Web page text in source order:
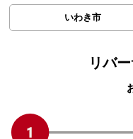
いわき市
リバ